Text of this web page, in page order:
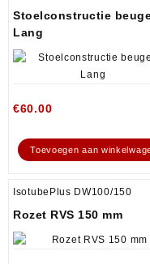
Stoelconstructie
Lang
€60.00
Toevoegen aan
IsotubePlus DW100/150
Rozet RVS 150 mm